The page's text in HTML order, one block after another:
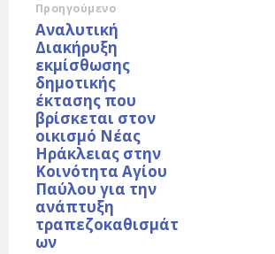
Προηγούμενο
Αναλυτική
Διακήρυξη
εκμίσθωσης
δημοτικής
έκτασης που
βρίσκεται στον
οικισμό Νέας
Ηράκλειας στην
Κοινότητα Αγίου
Παύλου για την
ανάπτυξη
τραπεζοκαθισμάτ
ων